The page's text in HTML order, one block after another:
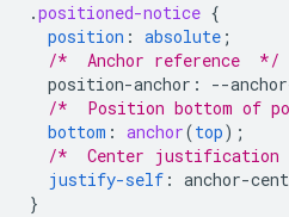
.positioned-notice {
position : absolute ;
/*  Anchor reference  */
position-anchor : --
/*  Position bottom of
bottom : anchor(top);
/*  Center justification
justify-self : anchor-
}